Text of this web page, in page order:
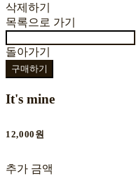
삭제하기
목록으로 가기
돌아가기
구매하기
It's mine
12,000원
추가 금액